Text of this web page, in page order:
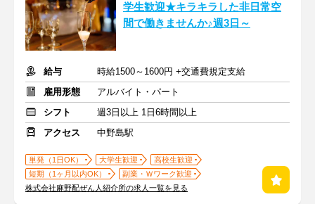
学生歓迎★キラキラした非日常空
間で働きませんか♪週3日～
給与
時給1500～1600円 +交通費規定支給
雇用形態
アルバイト・パート
シフト
週3日以上 1日6時間以上
アクセス
中野島駅
単発（1日OK） 大学生歓迎
高校生歓迎
短期（1ヶ月以内OK）
副業・Ｗワーク歓迎
株式会社麻野配ぜん人紹介所の求人一覧を見る